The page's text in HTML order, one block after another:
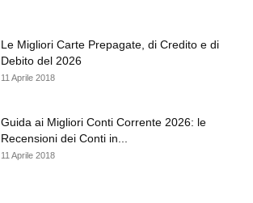
Le Migliori Carte Prepagate, di Credito e di
Debito del 2026
11 Aprile 2018
Guida ai Migliori Conti Corrente 2026: le
Recensioni dei Conti in...
11 Aprile 2018